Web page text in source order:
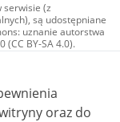
serwisie (z
są udostępniane
uznanie autorstwa
(CC BY-SA 4.0).
zdjęcia, materiały
licencji typu
użycie
4.0 (CC BY-
inaczej.
oraz do